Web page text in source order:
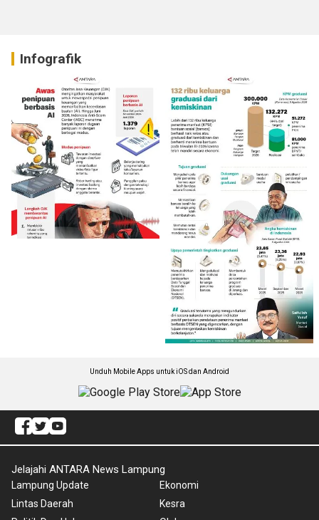
Infografik
Unduh Mobile Apps untuk iOS dan Android
Jelajahi ANTARA News Lampung
Lampung Update
Lintas Daerah
Ekonomi
Kesra